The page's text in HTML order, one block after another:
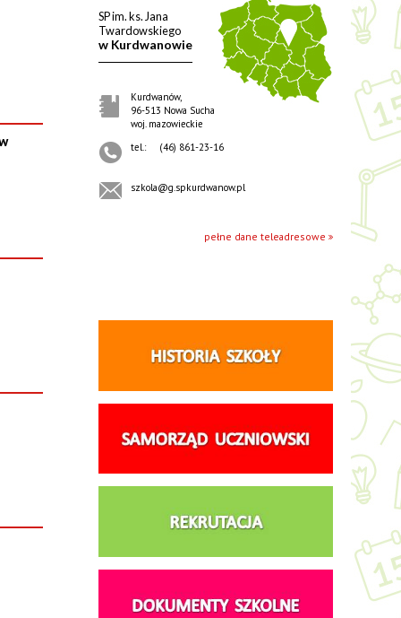
SP im. ks. Jana
Twardowskiego
w Kurdwanowie
Kurdwanów,
96-513 Nowa Sucha
woj. mazowieckie
tel.:
(46) 861-23-16
szkola@g.spkurdwanow.pl
pełne dane teleadresowe